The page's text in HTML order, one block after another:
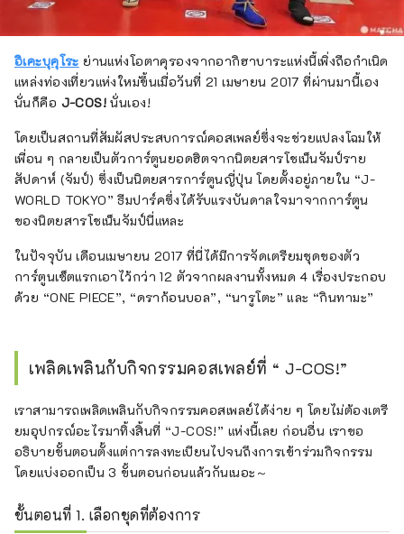
อิเคะบุคุโระ ย่านแห่งโอตาคุรองจากอากิฮาบาระแห่งนี้เพิ่งถือกำเนิด
แหล่งท่องเที่ยวแห่งใหม่ขึ้นเมื่อวันที่ 21 เมษายน 2017 ที่ผ่านมานี้เอง
นั่นก็คือ J-COS! นั่นเอง!
โดยเป็นสถานที่สัมผัสประสบการณ์คอสเพลย์ซึ่งจะช่วยแปลงโฉมให้
เพื่อน ๆ กลายเป็นตัวการ์ตูนยอดฮิตจากนิตยสารโชเน็นจัมป์ราย
สัปดาห์ (จัมป์) ซึ่งเป็นนิตยสารการ์ตูนญี่ปุ่น โดยตั้งอยู่ภายใน “J-
WORLD TOKYO” ธีมปาร์คซึ่งได้รับแรงบันดาลใจมาจากการ์ตูน
ของนิตยสารโชเน็นจัมป์นี่แหละ
ในปัจจุบัน เดือนเมษายน 2017 ที่นี่ได้มีการจัดเตรียมชุดของตัว
การ์ตูนเซ็ตแรกเอาไว้กว่า 12 ตัวจากผลงานทั้งหมด 4 เรื่องประกอบ
ด้วย “ONE PIECE”, “ดราก้อนบอล”, “นารูโตะ” และ “กินทามะ”
เพลิดเพลินกับกิจกรรมคอสเพลย์ที่ “ J-COS!”
เราสามารถเพลิดเพลินกับกิจกรรมคอสเพลย์ได้ง่าย ๆ โดยไม่ต้องเตรี
ยมอุปกรณ์อะไรมาทิ้งสิ้นที่ “J-COS!” แห่งนี้เลย ก่อนอื่น เราขอ
อธิบายขั้นตอนตั้งแต่การลงทะเบียนไปจนถึงการเข้าร่วมกิจกรรม
โดยแบ่งออกเป็น 3 ขั้นตอนก่อนแล้วกันเนอะ～
ขั้นตอนที่ 1. เลือกชุดที่ต้องการ